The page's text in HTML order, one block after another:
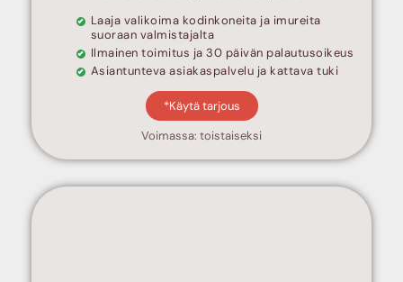
Laaja valikoima kodinkoneita ja imureita
suoraan valmistajalta
Ilmainen toimitus ja 30 päivän palautusoikeus
Asiantunteva asiakaspalvelu ja kattava tuki
*Käytä tarjous
Voimassa: toistaiseksi